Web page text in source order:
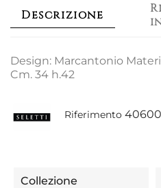
Descrizione
Design: Marcantonio
Cm. 34 h.42
Riferimento
Collezione